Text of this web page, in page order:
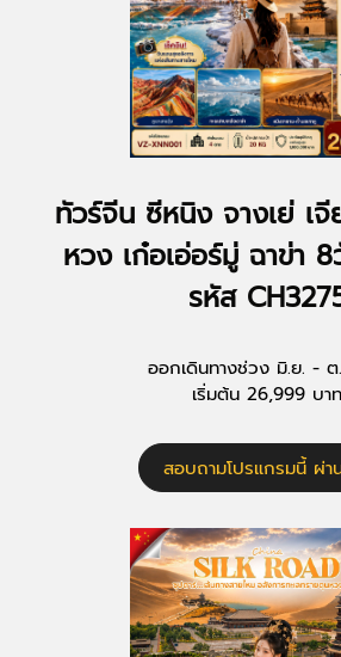
ทัวร์จีน ซีหนิง จางเย่ เ
หวง เก๋อเอ่อร์มู่ ฉาข่า
รหัส
ออกเดินทางช่วง มิ.ย. -
เริ่มต้น 26,999 บาท
สอบถามโปรแกรมนี้ ผ่า